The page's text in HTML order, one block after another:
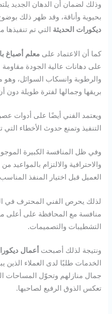
وذلك لضمان أن الدهان الجديد
بحيوية وأناقة، وقد ظهر ذلك
ديكورات الحديثة التي تم
كما أن الاعتماد علىمعلم أصباغ
على دهانات عالية الجودة مقاومة
والرطوبة وانسكاب السوائل، وهو
بريقها وجمالها لفترة طويلة دون
ويعتمد الفني أيضًا على أدوات
التنفيذ وتمنع حدوث الأخطاء
وفي ظل المنافسة الكبيرة
والاحترافية والالتزام بالمواعيد
العميل قبل اختيار المنفذ
لذلك يحرص الفني المحترف في
منافسة مع المحافظة على أعلى
التشطيبات والتصميمات.
ونتيجة لذلك أصبحت أعمال
الخدمات طلبًا لدى العملاء
جمال منازلهم وتحوّل المساحات
تعكس الذوق الرفيع لصاحبها.